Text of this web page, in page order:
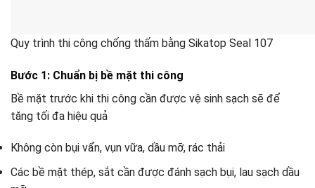
Quy trình thi công chống thấm bằng Sikatop Seal 107
Bước 1: Chuẩn bị bề mặt thi công
Bề mặt trước khi thi công cần được vệ sinh sạch sẽ để
tăng tối đa hiệu quả
Không còn bụi vẩn, vụn vữa, dầu mỡ, rác thải
Các bề mặt thép, sắt cần được đánh sạch bụi, lau sạch dầu